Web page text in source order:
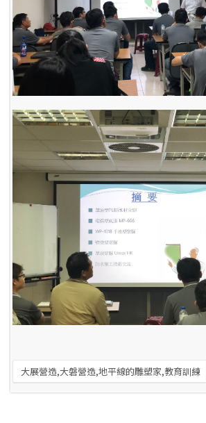
大展營造,大磐營造,地平線的雕塑家,教育訓練